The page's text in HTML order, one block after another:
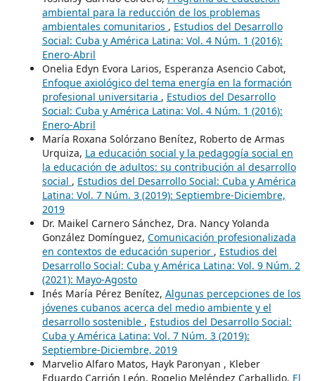
ambiental para la reducción de los problemas
ambientales comunitarios , Estudios del Desarrollo
Social: Cuba y América Latina: Vol. 4 Núm. 1 (2016):
Enero-Abril
Onelia Edyn Evora Larios, Esperanza Asencio Cabot,
Enfoque axiológico del tema energía en la formación
profesional universitaria , Estudios del Desarrollo
Social: Cuba y América Latina: Vol. 4 Núm. 1 (2016):
Enero-Abril
María Roxana Solórzano Benítez, Roberto de Armas
Urquiza, La educación social y la pedagogía social en
la educación de adultos: su contribución al desarrollo
social , Estudios del Desarrollo Social: Cuba y América
Latina: Vol. 7 Núm. 3 (2019): Septiembre-Diciembre,
2019
Dr. Maikel Carnero Sánchez, Dra. Nancy Yolanda
González Domínguez, Comunicación profesionalizada
en contextos de educación superior , Estudios del
Desarrollo Social: Cuba y América Latina: Vol. 9 Núm. 2
(2021): Mayo-Agosto
Inés María Pérez Benítez, Algunas percepciones de los
jóvenes cubanos acerca del medio ambiente y el
desarrollo sostenible , Estudios del Desarrollo Social:
Cuba y América Latina: Vol. 7 Núm. 3 (2019):
Septiembre-Diciembre, 2019
Marvelio Alfaro Matos, Hayk Paronyan , Kleber
Eduardo Carrión León, Rogelio Meléndez Carballido, El